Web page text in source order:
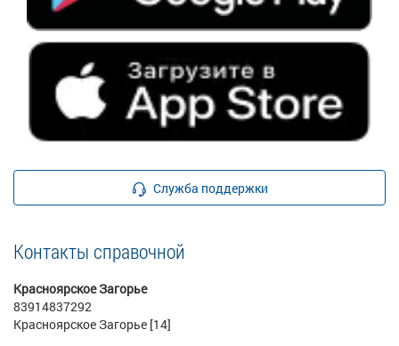
Служба поддержки
Контакты справочной
Красноярское Загорье
83914837292
Красноярское Загорье [14]